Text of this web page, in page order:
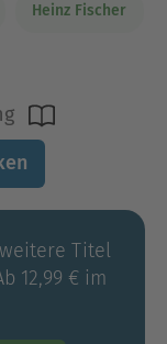
Heinz Fischer
Titel
12,99 € im